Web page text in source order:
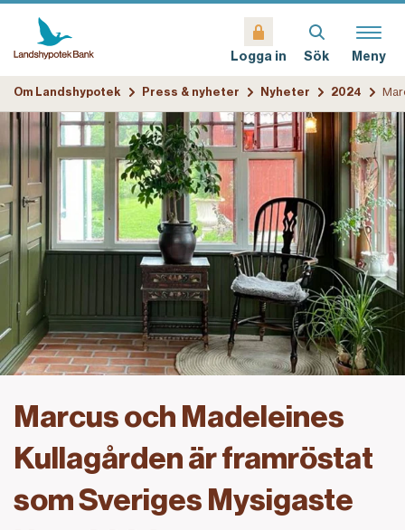
Logga in Sök Meny
Om Landshypotek Press & nyheter Nyheter 2024
Marcus och Madeleines
Kullagården är framröstat
som Sveriges Mysigaste